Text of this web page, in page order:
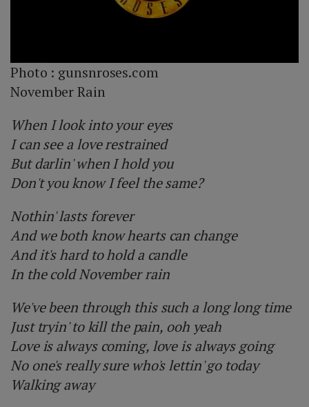
Photo : gunsnroses.com
November Rain
When I look into your eyes
I can see a love restrained
But darlin' when I hold you
Don't you know I feel the same?
Nothin' lasts forever
And we both know hearts can change
And it's hard to hold a candle
In the cold November rain
We've been through this such a long long time
Just tryin' to kill the pain, ooh yeah
Love is always coming, love is always going
No one's really sure who's lettin' go today
Walking away